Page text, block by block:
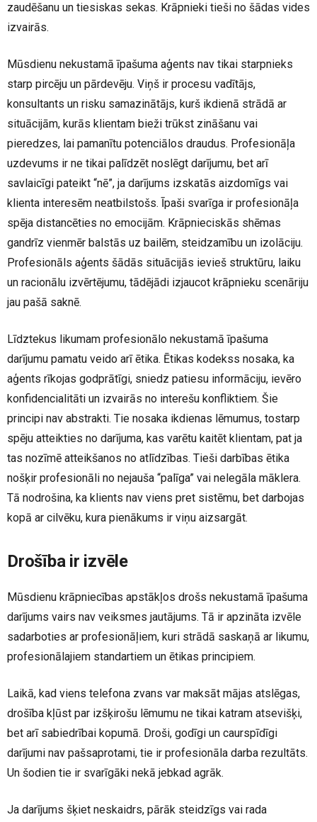
zaudēšanu un tiesiskas sekas. Krāpnieki tieši no šādas vides
izvairās.
Mūsdienu nekustamā īpašuma aģents nav tikai starpnieks
starp pircēju un pārdevēju. Viņš ir procesu vadītājs,
konsultants un risku samazinātājs, kurš ikdienā strādā ar
situācijām, kurās klientam bieži trūkst zināšanu vai
pieredzes, lai pamanītu potenciālos draudus. Profesionāļa
uzdevums ir ne tikai palīdzēt noslēgt darījumu, bet arī
savlaicīgi pateikt “nē”, ja darījums izskatās aizdomīgs vai
klienta interesēm neatbilstošs. Īpaši svarīga ir profesionāļa
spēja distancēties no emocijām. Krāpnieciskās shēmas
gandrīz vienmēr balstās uz bailēm, steidzamību un izolāciju.
Profesionāls aģents šādās situācijās ievieš struktūru, laiku
un racionālu izvērtējumu, tādējādi izjaucot krāpnieku scenāriju
jau pašā saknē.
Līdztekus likumam profesionālo nekustamā īpašuma
darījumu pamatu veido arī ētika. Ētikas kodekss nosaka, ka
aģents rīkojas godprātīgi, sniedz patiesu informāciju, ievēro
konfidencialitāti un izvairās no interešu konfliktiem. Šie
principi nav abstrakti. Tie nosaka ikdienas lēmumus, tostarp
spēju atteikties no darījuma, kas varētu kaitēt klientam, pat ja
tas nozīmē atteikšanos no atlīdzības. Tieši darbības ētika
nošķir profesionāli no nejauša “palīga” vai nelegāla māklera.
Tā nodrošina, ka klients nav viens pret sistēmu, bet darbojas
kopā ar cilvēku, kura pienākums ir viņu aizsargāt.
Drošība ir izvēle
Mūsdienu krāpniecības apstākļos drošs nekustamā īpašuma
darījums vairs nav veiksmes jautājums. Tā ir apzināta izvēle
sadarboties ar profesionāļiem, kuri strādā saskaņā ar likumu,
profesionālajiem standartiem un ētikas principiem.
Laikā, kad viens telefona zvans var maksāt mājas atslēgas,
drošība kļūst par izšķirošu lēmumu ne tikai katram atsevišķi,
bet arī sabiedrībai kopumā. Droši, godīgi un caurspīdīgi
darījumi nav pašsaprotami, tie ir profesionāla darba rezultāts.
Un šodien tie ir svarīgāki nekā jebkad agrāk.
Ja darījums šķiet neskaidrs, pārāk steidzīgs vai rada